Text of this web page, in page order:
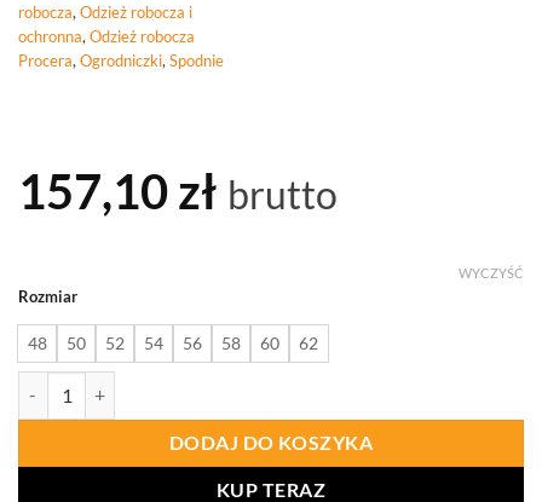
robocza, Odzież robocza i
ochronna, Odzież robocza
Procera, Ogrodniczki, Spodnie
157,10zł brutto
Rozmiar
48 50 52 54 56 58 60 62
WYCZYŚĆ
DODAJ DO KOSZYKA
KUP TERAZ